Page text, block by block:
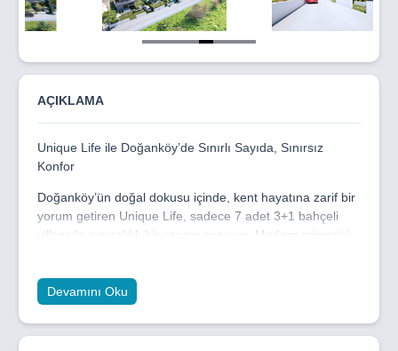
5
of
AÇIKLAMA
Unique Life ile Doğanköy’de Sınırlı Sayıda, Sınırsız
Konfor
Doğanköy’ün doğal dokusu içinde, kent hayatına zarif bir
yorum getiren Unique Life, sadece 7 adet 3+1 bahçeli
villasıyla ayrıcalıklı bir yaşam sunuyor. Modern mimarisi,
Şehrin kalabalığından uzak ama her şeye yakın bir
konumda yer alan Unique Life, size ve ailenize doğayla iç
içe, güvenli ve sakin bir yaşam vadediyor. Sınırlı sayıda
Devamını Oku